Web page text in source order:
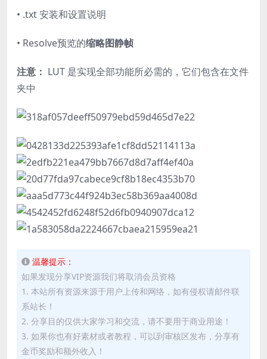
• .txt 安装和设置说明
• Resolve预览的缩略图静帧
注意： LUT 是实现全部功能所必需的，它们包含在文件
夹中
温馨提示：
如果发现分享VIP资源我们将取消会员资格
1. 本站所有资源来源于用户上传和网络，如有侵权请邮件联
系站长！
2. 分享目的仅供大家学习和交流，请不要用于商业用途！
3. 如果你也有好素材或者教程，可以到审核区发布，分享有
金币奖励和额外收入！